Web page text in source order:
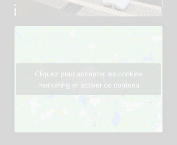
Cliquez pour accepter les cookies
marketing et activer ce contenu